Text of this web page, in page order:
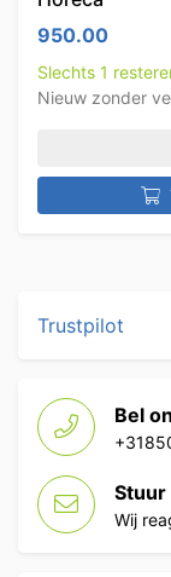
950.00
Slechts 1
Nieuw zonder
Trustpilot
Bel
Stuur
Wij